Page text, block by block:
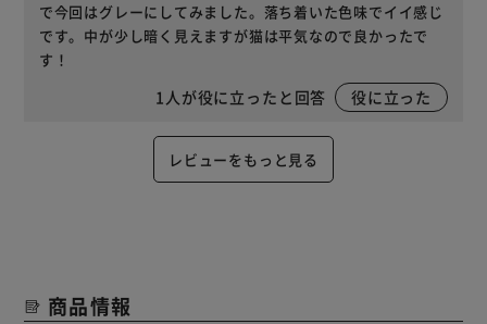
で今回はグレーにしてみました。落ち着いた色味でイイ感じ
です。中が少し暗く見えますが猫は平気なので良かったで
す！
1 人が役に立ったと回答 役に立った
レビューをもっと見る
商品情報